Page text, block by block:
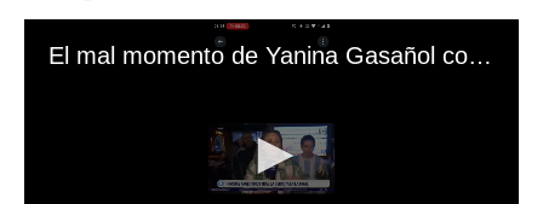
El mal momento de Yanina Gasañol con un hincha argentino en "Subrayado"